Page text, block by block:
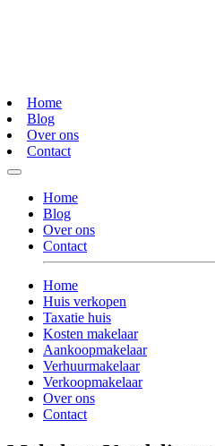
Home
Blog
Over ons
Contact
Home
Blog
Over ons
Contact
Home
Huis verkopen
Taxatie huis
Kosten makelaar
Aankoopmakelaar
Verhuurmakelaar
Verkoopmakelaar
Over ons
Contact